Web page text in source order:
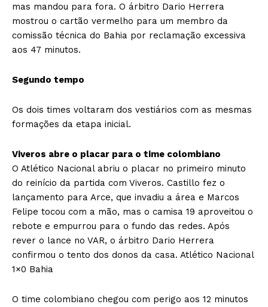
mas mandou para fora. O árbitro Dario Herrera
mostrou o cartão vermelho para um membro da
comissão técnica do Bahia por reclamação excessiva
aos 47 minutos.
Segundo tempo
Os dois times voltaram dos vestiários com as mesmas
formações da etapa inicial.
Viveros abre o placar para o time colombiano
O Atlético Nacional abriu o placar no primeiro minuto
do reinício da partida com Viveros. Castillo fez o
lançamento para Arce, que invadiu a área e Marcos
Felipe tocou com a mão, mas o camisa 19 aproveitou o
rebote e empurrou para o fundo das redes. Após
rever o lance no VAR, o árbitro Dario Herrera
confirmou o tento dos donos da casa. Atlético Nacional
1×0 Bahia
O time colombiano chegou com perigo aos 12 minutos